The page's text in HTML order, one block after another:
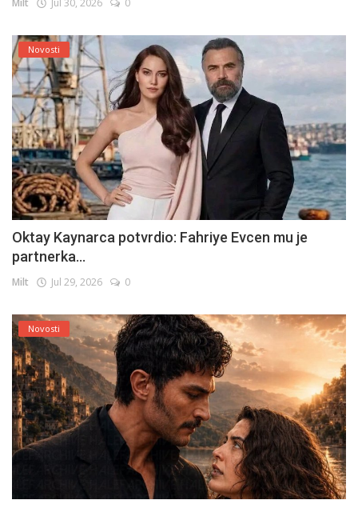
Novosti
Oktay Kaynarca potvrdio: Fahriye Evcen mu je
partnerka...
Milt Jul 29, 2026 0
Novosti